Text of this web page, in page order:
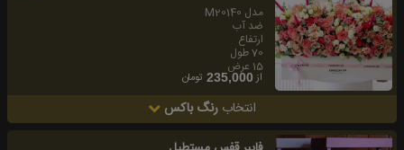
مدل M20140
ضد آب
ارتفاع
70 طول
15 عرض
از235,000 تومان
انتخاب رنگ باکس